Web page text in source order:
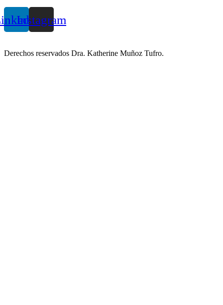
Instagram
Derechos reservados Dra. Katherine Muñoz Tufro.